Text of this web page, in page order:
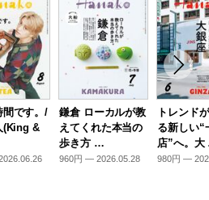
間です。/
(King &
鎌倉 ローカルが教
えてくれた本当の
歩き方 …
960円 — 2026.05.28
トレンド
る新しい“
店”へ。
980円 —